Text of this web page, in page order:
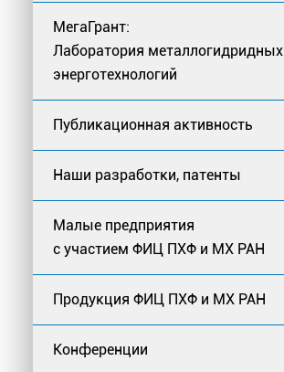
МегаГрант:
Лаборатория металлогидридных
энерготехнологий
Публикационная активность
Наши разработки, патенты
Малые предприятия
с участием ФИЦ ПХФ и МХ РАН
Продукция ФИЦ ПХФ и МХ РАН
Конференции